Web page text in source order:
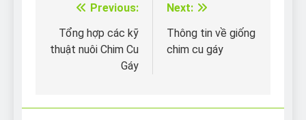
Điều
hướng
bài
Previous:
Tổng hợp các kỹ
thuật nuôi Chim Cu
Gáy
Next:
Thông tin về giống
chim cu gáy